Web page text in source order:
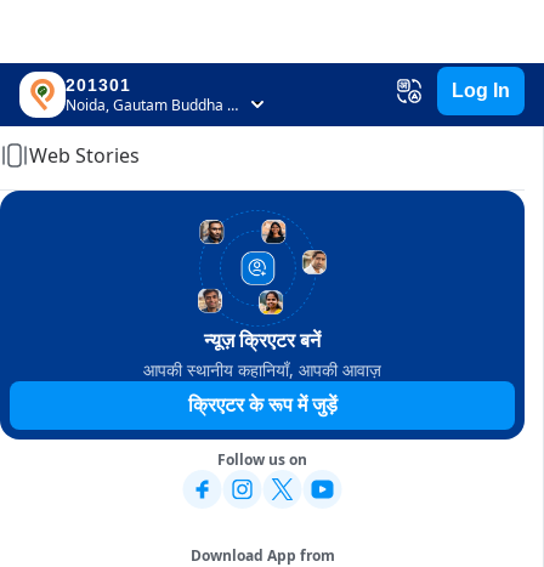
201301
Noida, Gautam Buddha Nagar, Uttar Pradesh
Log In
Home
Web Stories
न्यूज़ क्रिएटर बनें
आपकी स्थानीय कहानियाँ, आपकी आवाज़
क्रिएटर के रूप में जुड़ें
Follow us on
Download App from